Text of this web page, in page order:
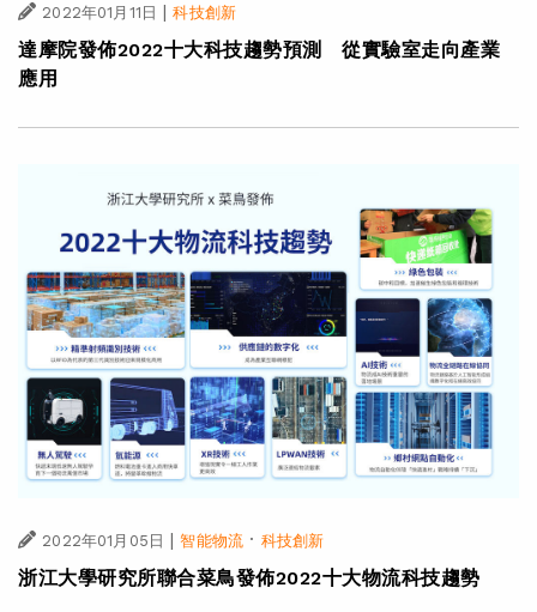
2022年01月11日 | 科技創新
達摩院發佈2022十大科技趨勢預測 從實驗室走向產業
應用
2022年01月05日 | 智能物流 · 科技創新
浙江大學研究所聯合菜鳥發佈2022十大物流科技趨勢